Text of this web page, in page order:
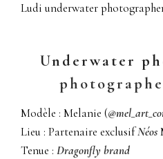
Ludi underwater
Underwater
Modèle : Melanie (
Lieu : Partenaire exclusifNéos
Tenue : Dragonfly brand